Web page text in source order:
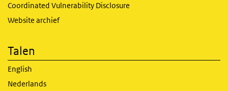
Coordinated Vulnerability Disclosure
Website archief
Talen
English
Nederlands